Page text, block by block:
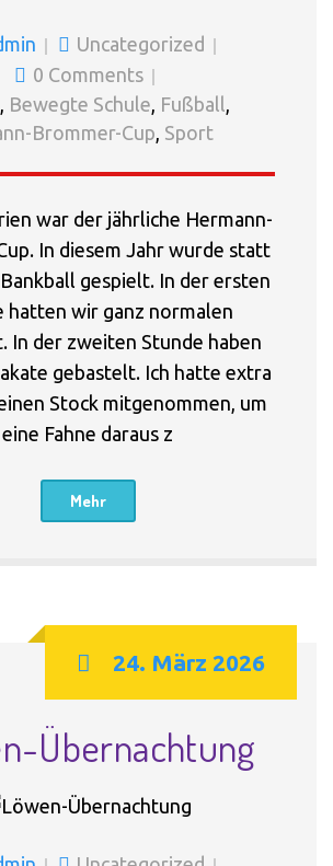
Uncategorized
0 Comments
Bewegte Schule Fußball
Brommer-Cup Sport
war der jährliche Hermann-
In diesem Jahr wurde statt
gespielt. In der ersten
hatten wir ganz normalen
In der zweiten Stunde haben
gebastelt. Ich hatte extra
Stock mitgenommen, um
eine Fahne daraus z
Mehr
24. März 2026
Übernachtung